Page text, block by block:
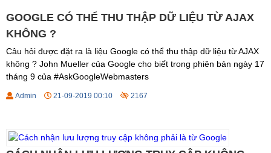
GOOGLE CÓ THỂ THU THẬP DỮ LIỆU TỪ AJAX
KHÔNG ?
Câu hỏi được đặt ra là liệu Google có thể thu thập dữ liệu từ AJAX
không ? John Mueller của Google cho biết trong phiên bản ngày 17
tháng 9 của #AskGoogleWebmasters
Admin 21-09-2019 00:10 2167